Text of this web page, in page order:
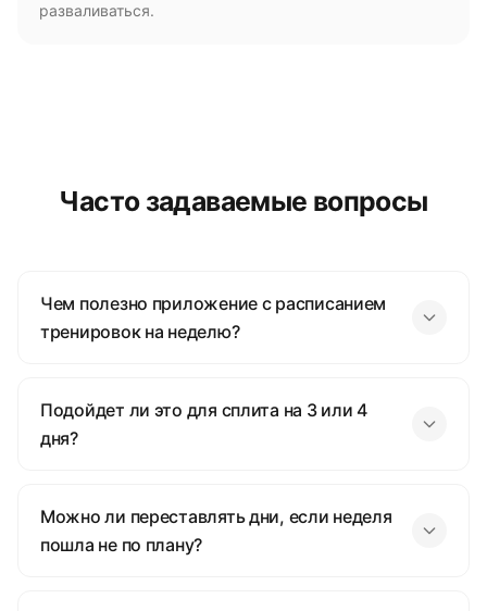
разваливаться.
Часто задаваемые вопросы
Чем полезно приложение с расписанием
тренировок на неделю?
Подойдет ли это для сплита на 3 или 4
дня?
Можно ли переставлять дни, если неделя
пошла не по плану?